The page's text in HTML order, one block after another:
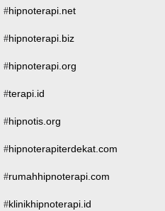
#hipnoterapi.net
#hipnoterapi.biz
#hipnoterapi.org
#terapi.id
#hipnotis.org
#hipnoterapiterdekat.com
#rumahhipnoterapi.com
#klinikhipnoterapi.id